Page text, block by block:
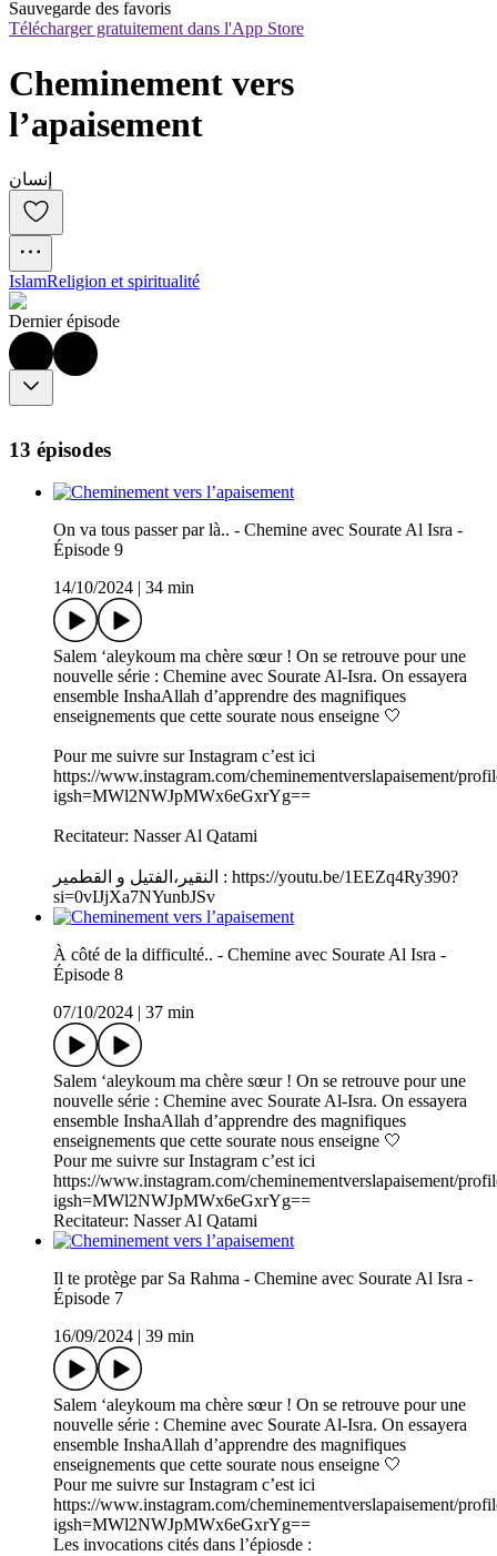
Sauvegarde des favoris
Télécharger gratuitement dans l'App Store
Cheminement vers
l’apaisement
إنسان
IslamReligion et spiritualité
Dernier épisode
13 épisodes
On va tous passer par là.. - Chemine avec Sourate Al Isra -
Épisode 9
14/10/2024
34 min
Salem ‘aleykoum ma chère sœur ! On se retrouve pour une
nouvelle série : Chemine avec Sourate Al-Isra. On essayera
ensemble InshaAllah d’apprendre des magnifiques
enseignements que cette sourate nous enseigne 🤍
Pour me suivre sur Instagram c’est ici
https://www.instagram.com/cheminementverslapaisement/
igsh=MWl2NWJpMWx6eGxrYg==
Recitateur: Nasser Al Qatami
النقير،الفتيل و القطمير : https://youtu.be/1EEZq4Ry390?
si=0vIJjXa7NYunbJSv
À côté de la difficulté.. - Chemine avec Sourate Al Isra -
Épisode 8
07/10/2024
37 min
Salem ‘aleykoum ma chère sœur ! On se retrouve pour une
nouvelle série : Chemine avec Sourate Al-Isra. On essayera
ensemble InshaAllah d’apprendre des magnifiques
enseignements que cette sourate nous enseigne 🤍
Pour me suivre sur Instagram c’est ici
https://www.instagram.com/cheminementverslapaisement/
igsh=MWl2NWJpMWx6eGxrYg==
Recitateur: Nasser Al Qatami
Il te protège par Sa Rahma - Chemine avec Sourate Al Isra -
Épisode 7
16/09/2024
39 min
Salem ‘aleykoum ma chère sœur ! On se retrouve pour une
nouvelle série : Chemine avec Sourate Al-Isra. On essayera
ensemble InshaAllah d’apprendre des magnifiques
enseignements que cette sourate nous enseigne 🤍
Pour me suivre sur Instagram c’est ici
https://www.instagram.com/cheminementverslapaisement/
igsh=MWl2NWJpMWx6eGxrYg==
Les invocations cités dans l’épiosde :